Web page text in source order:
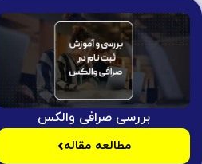
بررسی صرافی والکس
مطالعه مقاله